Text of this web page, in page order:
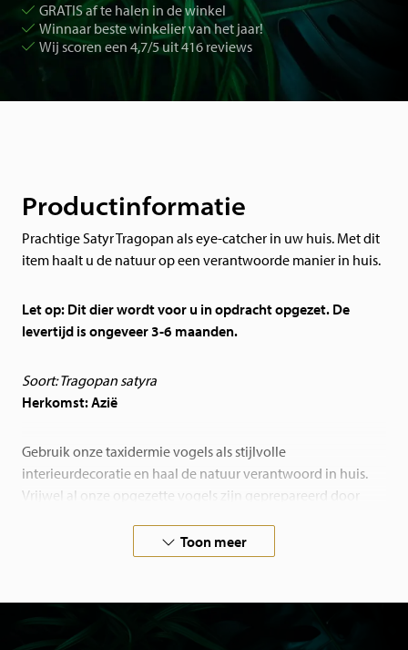
GRATIS af te halen in de winkel
Winnaar beste winkelier van het jaar!
Wij scoren een 4,7/5 uit 416 reviews
Productinformatie
Prachtige Satyr Tragopan als eye-catcher in uw huis. Met dit
item haalt u de natuur op een verantwoorde manier in huis.
Let op: Dit dier wordt voor u in opdracht opgezet. De
levertijd is ongeveer 3-6 maanden.
Soort:Tragopan satyra
Herkomst: Azië
Gebruik onze taxidermie vogels als stijlvolle
interieurdecoratie en haal de natuur verantwoord in huis.
Vrijwel al onze opgezette vogels zijn geprepareerd door
Nederlands & Europees kampioen zijn!
Bent u op zoek naar een opgezette vogel die niet op de
ook in opdracht!
Al onze dieren zijn een natuurlijke dood gestorven in
Toon meer